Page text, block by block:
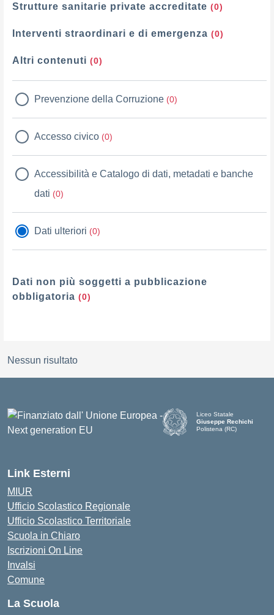
Strutture sanitarie private accreditate (0)
Interventi straordinari e di emergenza (0)
Altri contenuti (0)
Prevenzione della Corruzione (0)
Accesso civico (0)
Accessibilità e Catalogo di dati, metadati e banche
dati (0)
Dati ulteriori (0)
Dati non più soggetti a pubblicazione
obbligatoria (0)
Nessun risultato
Liceo Statale
Giuseppe Rechichi
Polistena (RC)
Link Esterni
MIUR
Ufficio Scolastico Regionale
Ufficio Scolastico Territoriale
Scuola in Chiaro
Iscrizioni On Line
Invalsi
Comune
La Scuola